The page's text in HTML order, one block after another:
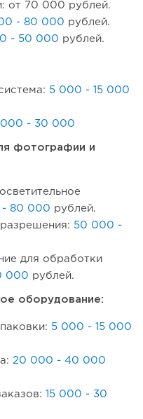
от 70 000 рублей.
- 80 000 рублей.
- 50 000 рублей.
5 000 - 15 000
000 - 30 000
фотографии и
80 000 рублей.
50 000 -
для обработки
000 рублей.
оборудование:
5 000 - 15 000
20 000 - 40 000
15 000 - 30